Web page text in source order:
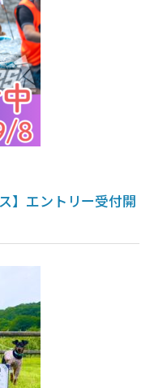
】エントリー受付開